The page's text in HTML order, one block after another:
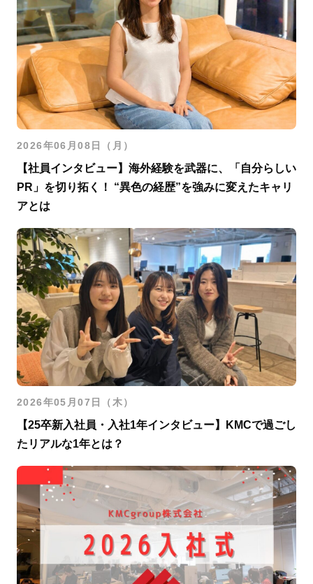
2026年06月08日（月）
【社員インタビュー】海外経験を武器に、「自分らしい
PR」を切り拓く！ “異色の経歴”を強みに変えたキャリ
アとは
2026年05月07日（木）
【25卒新入社員・入社1年インタビュー】KMCで過ごし
たリアルな1年とは？